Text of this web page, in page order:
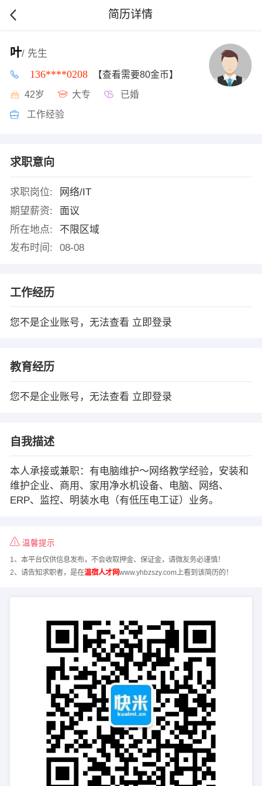
简历详情
叶/ 先生
136****0208 【查看需要80金币】
42岁 大专 已婚
工作经验
求职意向
求职岗位:
网络/IT
期望薪资:
面议
所在地点:
不限区域
发布时间:
08-08
工作经历
您不是企业账号，无法查看 立即登录
教育经历
您不是企业账号，无法查看 立即登录
自我描述
本人承接或兼职：有电脑维护～网络教学经验，安装和
维护企业、商用、家用净水机设备、电脑、网络、
ERP、监控、明装水电（有低压电工证）业务。
温馨提示
1、本平台仅供信息发布，不会收取押金、保证金，请微友务必谨慎！
2、请告知求职者，是在温宿人才网www.yhbzszy.com上看到该简历的！